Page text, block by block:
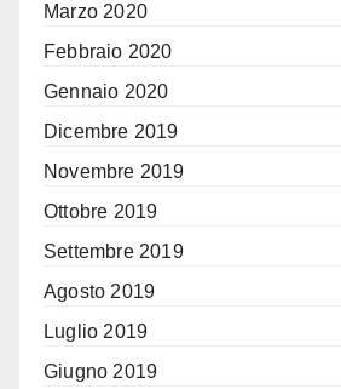
Marzo 2020
Febbraio 2020
Gennaio 2020
Dicembre 2019
Novembre 2019
Ottobre 2019
Settembre 2019
Agosto 2019
Luglio 2019
Giugno 2019